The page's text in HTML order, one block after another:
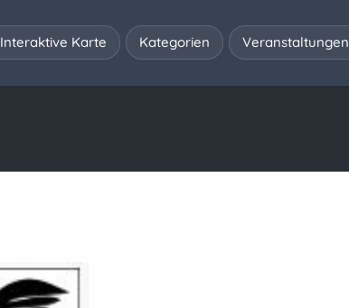
Interaktive Karte Kategorien Veranstaltungen